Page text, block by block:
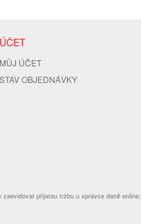
ÚČET
MŮJ ÚČET
STAV OBJEDNÁVKY
přijatou tržbu u správce daně